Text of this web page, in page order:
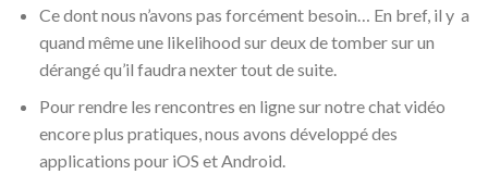
Ce dont nous n’avons pas forcément besoin… En bref, il y a
quand même une likelihood sur deux de tomber sur un
dérangé qu’il faudra nexter tout de suite.
Pour rendre les rencontres en ligne sur notre chat vidéo
encore plus pratiques, nous avons développé des
applications pour iOS et Android.